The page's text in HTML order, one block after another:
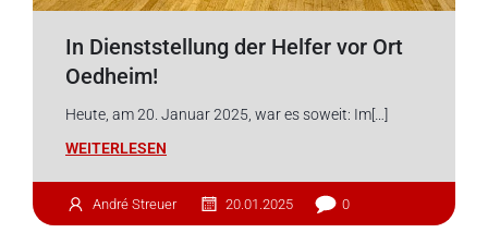
In Dienststellung der Helfer vor Ort
Oedheim!
Heute, am 20. Januar 2025, war es soweit: Im[…]
WEITERLESEN
André Streuer 20.01.2025 0